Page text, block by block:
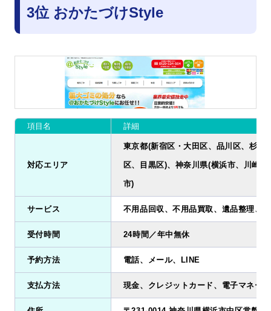
3位 おかたづけStyle
項目名 詳細
対応エリア
東京都(新宿区・大田区、品川区、杉並
区、目黒区)、神奈川県(横浜市、川崎
市)
サービス 不用品回収、不用品買取、遺品整理、
受付時間 24時間／年中無休
予約方法 電話、メール、LINE
支払方法 現金、クレジットカード、電子マネー